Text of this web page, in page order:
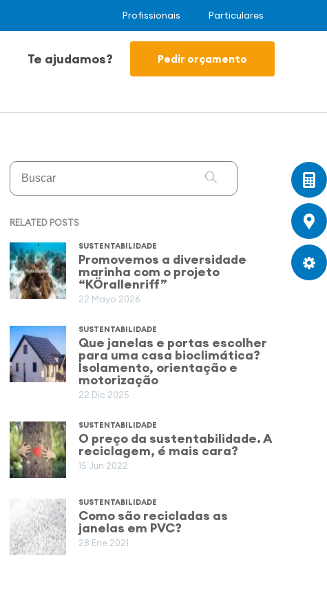
Profissionais Particulares
Te ajudamos? Pedir orçamento
RELATED POSTS
SUSTENTABILIDADE
Promovemos a diversidade
marinha com o projeto
“KÖrallenriff”
22 Mayo 2026
SUSTENTABILIDADE
Que janelas e portas escolher
para uma casa bioclimática?
Isolamento, orientação e
motorização
22 Dic 2025
SUSTENTABILIDADE
O preço da sustentabilidade. A
reciclagem, é mais cara?
15 Jun 2022
SUSTENTABILIDADE
Como são recicladas as
janelas em PVC?
28 Ene 2021